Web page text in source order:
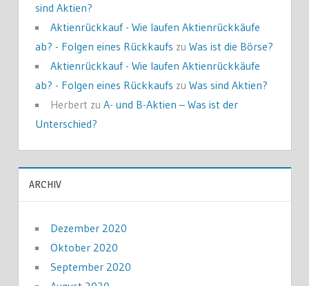
sind Aktien?
Aktienrückkauf - Wie laufen Aktienrückkäufe
ab? - Folgen eines Rückkaufs zu Was ist die Börse?
Aktienrückkauf - Wie laufen Aktienrückkäufe
ab? - Folgen eines Rückkaufs zu Was sind Aktien?
Herbert zu A- und B-Aktien – Was ist der
Unterschied?
ARCHIV
Dezember 2020
Oktober 2020
September 2020